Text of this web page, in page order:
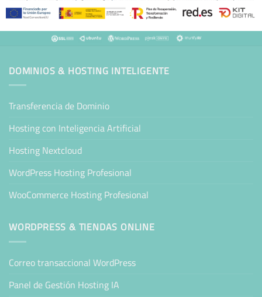
DOMINIOS & HOSTING INTELIGENTE
Transferencia de Dominio
Hosting con Inteligencia Artificial
Hosting Nextcloud
WordPress Hosting Profesional
WooCommerce Hosting Profesional
WORDPRESS & TIENDAS ONLINE
Correo transaccional WordPress
Panel de Gestión Hosting IA